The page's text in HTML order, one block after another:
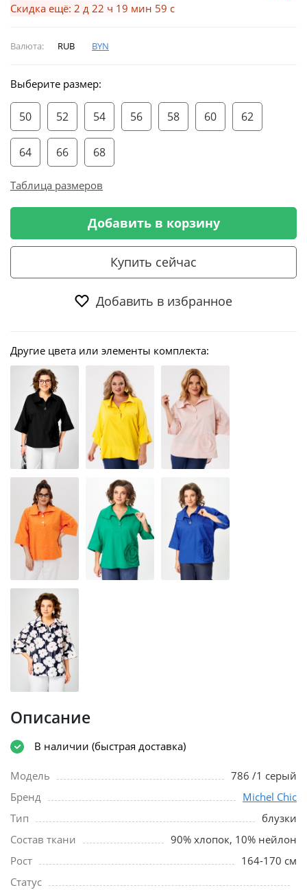
Скидка ещё: 2 д 22 ч 19 мин 59 с
Валюта: RUB BYN
Выберите размер:
50 52 54 56 58 60 62
64 66 68
Таблица размеров
Добавить в корзину
Купить сейчас
Добавить в избранное
Другие цвета или элементы комплекта:
Описание
В наличии (быстрая доставка)
Модель
786 /1 серый
Бренд
Michel Chic
Тип
блузки
Состав ткани
90% хлопок, 10% нейлон
Рост
164-170 см
Статус